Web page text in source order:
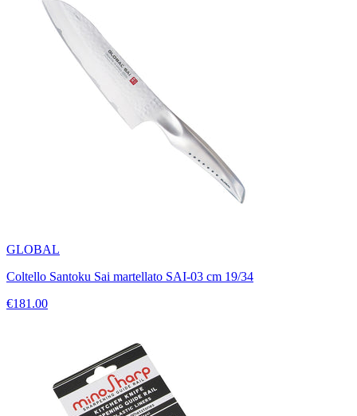
GLOBAL
Coltello Santoku Sai martellato SAI-03 cm 19/34
€181.00